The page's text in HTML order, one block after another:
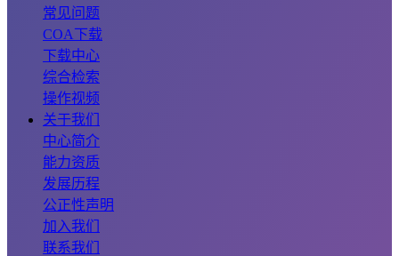
常见问题
COA下载
下载中心
综合检索
操作视频
关于我们
中心简介
能力资质
发展历程
公正性声明
加入我们
联系我们